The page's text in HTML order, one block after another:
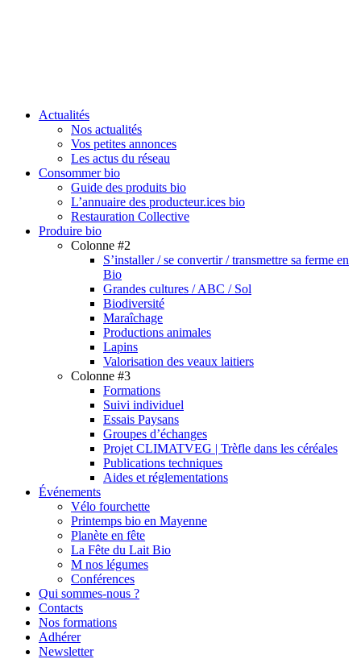
search
Menu
Actualités
Nos actualités
Vos petites annonces
Les actus du réseau
Consommer bio
Guide des produits bio
L’annuaire des producteur.ices bio
Restauration Collective
Produire bio
Colonne #2
S’installer / se convertir / transmettre sa ferme en
Bio
Grandes cultures / ABC / Sol
Biodiversité
Maraîchage
Productions animales
Lapins
Valorisation des veaux laitiers
Colonne #3
Formations
Suivi individuel
Essais Paysans
Groupes d’échanges
Projet CLIMATVEG | Trèfle dans les céréales
Publications techniques
Aides et réglementations
Événements
Vélo fourchette
Printemps bio en Mayenne
Planète en fête
La Fête du Lait Bio
M nos légumes
Conférences
Qui sommes-nous ?
Contacts
Nos formations
Adhérer
Newsletter